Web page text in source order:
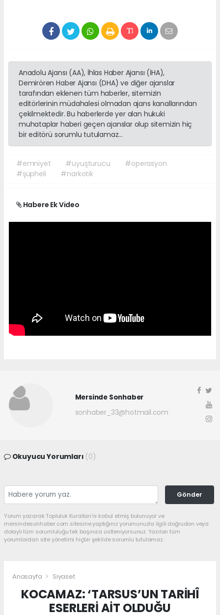
Anadolu Ajansı (AA), İhlas Haber Ajansı (İHA),
Demirören Haber Ajansı (DHA) ve diğer ajanslar
tarafından eklenen tüm haberler, sitemizin
editörlerinin müdahalesi olmadan ajans kanallarından
çekilmektedir. Bu haberlerde yer alan hukuki
muhataplar haberi geçen ajanslar olup sitemizin hiç
bir editörü sorumlu tutulamaz...
#emniyet #uyuşturucu
#operasyon
#şüpheli
#narkotik
Habere Ek Video
Mersinde Sonhaber
sonhaber_33@hotmail.com
Okuyucu Yorumları (0)
Gönder
Yorum yazarak Topluluk Kuralları’nı kabul etmiş bulunuyor ve
mersindesonhaber.com sitesine yaptığınız yorumunuzla ilgili doğrudan veya
dolaylı tüm sorumluluğu tek başınıza üstleniyorsunuz. Yazılan tüm
yorumlardan site yönetimi hiçbir şekilde sorumlu tutulamaz.
Anasayfa Siyaset
KOCAMAZ: ‘TARSUS’UN TARİHÎ
ESERLERİ AİT OLDUĞU